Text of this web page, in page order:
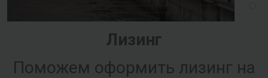
Лизинг
Поможем оформить лизинг на